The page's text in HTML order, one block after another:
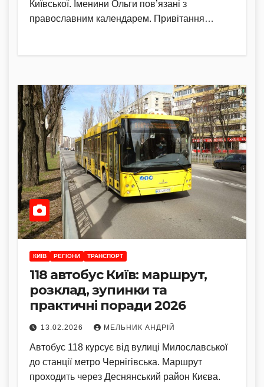
Київської. Іменини Ольги пов’язані з
православним календарем. Привітання…
КИЇВ РЕГІОНИ ТРАНСПОРТ
118 автобус Київ: маршрут,
розклад, зупинки та
практичні поради 2026
13.02.2026 МЕЛЬНИК АНДРІЙ
Автобус 118 курсує від вулиці Милославської
до станції метро Чернігівська. Маршрут
проходить через Деснянський район Києва.